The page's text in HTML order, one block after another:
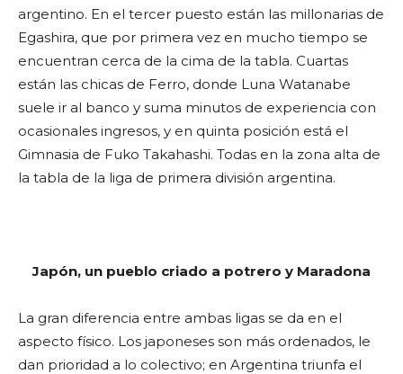
argentino. En el tercer puesto están las millonarias de
Egashira, que por primera vez en mucho tiempo se
encuentran cerca de la cima de la tabla. Cuartas
están las chicas de Ferro, donde Luna Watanabe
suele ir al banco y suma minutos de experiencia con
ocasionales ingresos, y en quinta posición está el
Gimnasia de Fuko Takahashi. Todas en la zona alta de
la tabla de la liga de primera división argentina.
Japón, un pueblo criado a potrero y Maradona
La gran diferencia entre ambas ligas se da en el
aspecto físico. Los japoneses son más ordenados, le
dan prioridad a lo colectivo; en Argentina triunfa el